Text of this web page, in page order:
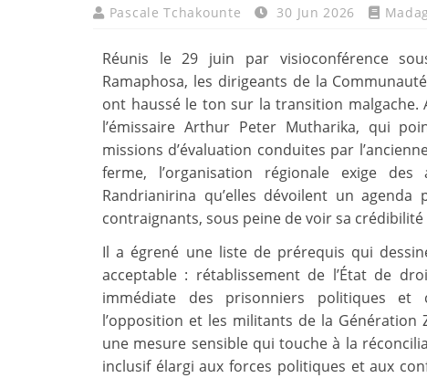
Pascale Tchakounte 30 Jun 2026
Réunis le 29 juin par visioconférence
Ramaphosa, les dirigeants de la
ont haussé le ton sur la transition
l’émissaire Arthur Peter Mutharika, qui
missions d’évaluation conduites par
ferme, l’organisation régionale exige
Randrianirina qu’elles dévoilent un
contraignants, sous peine de voir sa crédibilité
Il a égrené une liste de prérequis qui
acceptable : rétablissement de l’État de
immédiate des prisonniers politiques et
l’opposition et les militants de la Génération
une mesure sensible qui touche à la
inclusif élargi aux forces politiques et aux